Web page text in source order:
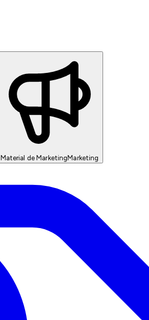
Material de MarketingMarketing